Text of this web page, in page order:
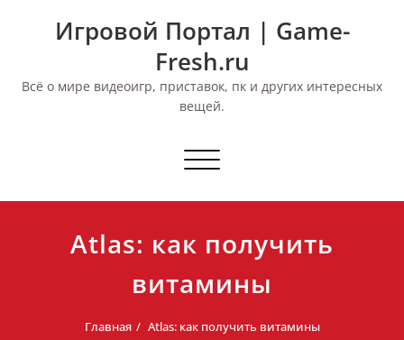
Игровой Портал | Game-
Fresh.ru
Всё о мире видеоигр, приставок, пк и других интересных
вещей.
Переключить
Atlas: как получить
витамины
Главная Atlas: как получить витамины